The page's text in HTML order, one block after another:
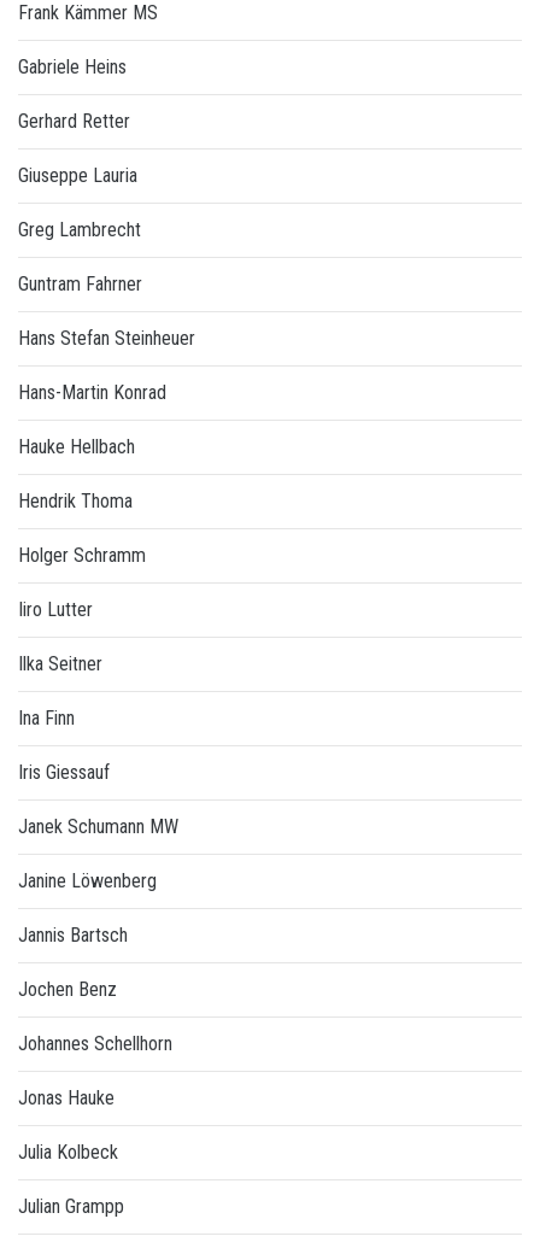
Frank Kämmer MS
Gabriele Heins
Gerhard Retter
Giuseppe Lauria
Greg Lambrecht
Guntram Fahrner
Hans Stefan Steinheuer
Hans-Martin Konrad
Hauke Hellbach
Hendrik Thoma
Holger Schramm
Iiro Lutter
Ilka Seitner
Ina Finn
Iris Giessauf
Janek Schumann MW
Janine Löwenberg
Jannis Bartsch
Jochen Benz
Johannes Schellhorn
Jonas Hauke
Julia Kolbeck
Julian Grampp